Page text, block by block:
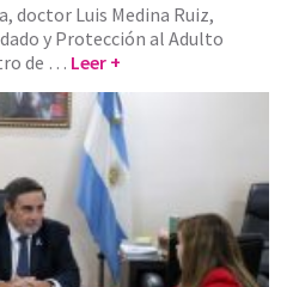
doctor Luis Medina Ruiz,
y Protección al Adulto
de … Leer +